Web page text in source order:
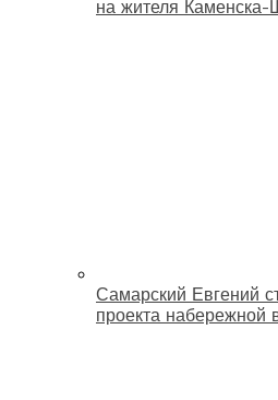
на жителя Каменска-
Самарский Евгений
проекта набережной